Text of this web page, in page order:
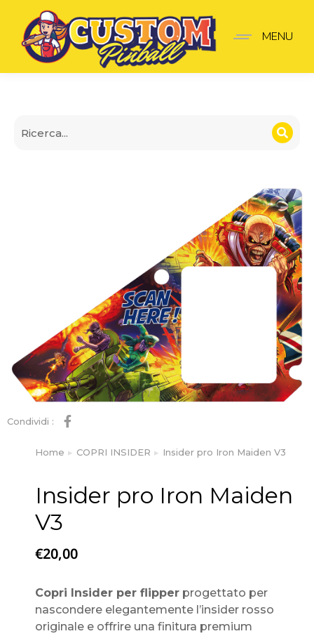
Insider pro Iron Maiden
MENU
Condividi :
Tu sei qui:
Home COPRI INSIDER Insider pro Iron Maiden V3
Insider pro Iron Maiden
V3
€20,00
Copri Insider per flipper progettato per
nascondere elegantemente l’insider rosso
originale e offrire una finitura premium